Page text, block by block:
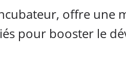
offre une
pour booster le